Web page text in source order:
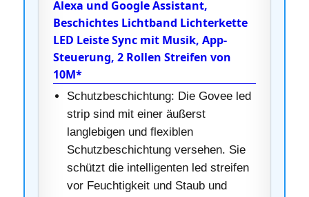
Alexa und Google Assistant,
Beschichtes Lichtband Lichterkette
LED Leiste Sync mit Musik, App-
Steuerung, 2 Rollen Streifen von
10M*
Schutzbeschichtung: Die Govee led
strip sind mit einer äußerst
langlebigen und flexiblen
Schutzbeschichtung versehen. Sie
schützt die intelligenten led streifen
vor Feuchtigkeit und Staub und